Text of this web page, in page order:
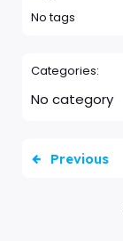
No tags
Categories:
No category
Previous